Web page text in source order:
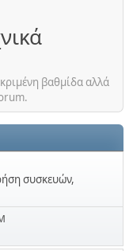
βαθμίδα αλλά
συσκευών,